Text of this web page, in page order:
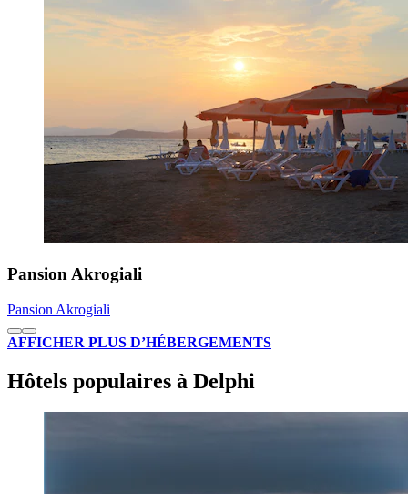
Pansion Akrogiali
Pansion Akrogiali
AFFICHER PLUS D’HÉBERGEMENTS
Hôtels populaires à Delphi